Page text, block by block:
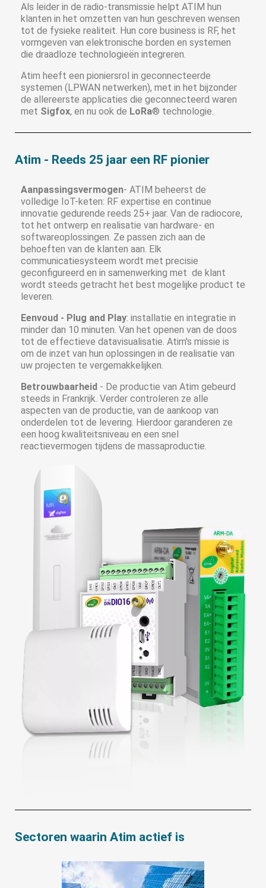
Als leider in de radio-transmissie helpt ATIM hun
klanten in het omzetten van hun geschreven wensen
tot de fysieke realiteit. Hun core business is RF, het
vormgeven van elektronische borden en systemen
die draadloze technologieën integreren.
Atim heeft een pioniersrol in geconnecteerde
systemen (LPWAN netwerken), met in het bijzonder
de allereerste applicaties die geconnecteerd waren
met Sigfox, en nu ook de LoRa® technologie.
Atim - Reeds 25 jaar een RF pionier
Aanpassingsvermogen- ATIM beheerst de
volledige IoT-keten: RF expertise en continue
innovatie gedurende reeds 25+ jaar. Van de radiocore,
tot het ontwerp en realisatie van hardware- en
softwareoplossingen. Ze passen zich aan de
behoeften van de klanten aan. Elk
communicatiesysteem wordt met precisie
geconfigureerd en in samenwerking met de klant
wordt steeds getracht het best mogelijke product te
leveren.
Eenvoud - Plug and Play: installatie en integratie in
minder dan 10 minuten. Van het openen van de doos
tot de effectieve datavisualisatie. Atim's missie is
om de inzet van hun oplossingen in de realisatie van
uw projecten te vergemakkelijken.
Betrouwbaarheid - De productie van Atim gebeurd
steeds in Frankrijk. Verder controleren ze alle
aspecten van de productie, van de aankoop van
onderdelen tot de levering. Hierdoor garanderen ze
een hoog kwaliteitsniveau en een snel
reactievermogen tijdens de massaproductie.
Sectoren waarin Atim actief is